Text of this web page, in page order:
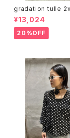
gradation tulle
n one-piece ワンピ
ス トップス 2点セット チュール
重ね着
¥13,024
20%OFF